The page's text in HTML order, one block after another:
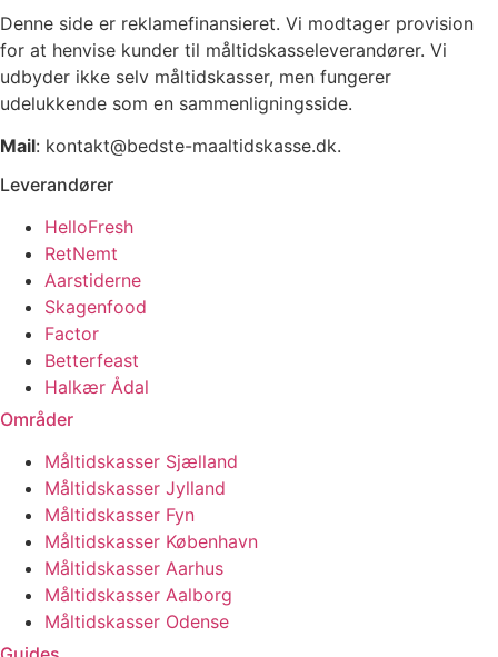
Denne side er reklamefinansieret. Vi modtager provision
for at henvise kunder til måltidskasseleverandører. Vi
udbyder ikke selv måltidskasser, men fungerer
udelukkende som en sammenligningsside.
Mail: kontakt@bedste-maaltidskasse.dk.
Leverandører
HelloFresh
RetNemt
Aarstiderne
Skagenfood
Factor
Betterfeast
Halkær Ådal
Områder
Måltidskasser Sjælland
Måltidskasser Jylland
Måltidskasser Fyn
Måltidskasser København
Måltidskasser Aarhus
Måltidskasser Aalborg
Måltidskasser Odense